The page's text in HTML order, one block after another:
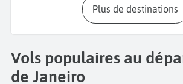
Plus de destinations
Vols populaires au
de Janeiro